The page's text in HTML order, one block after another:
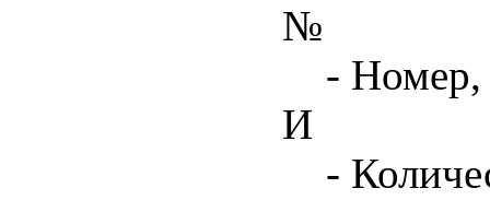
№
- Номер,
И
-